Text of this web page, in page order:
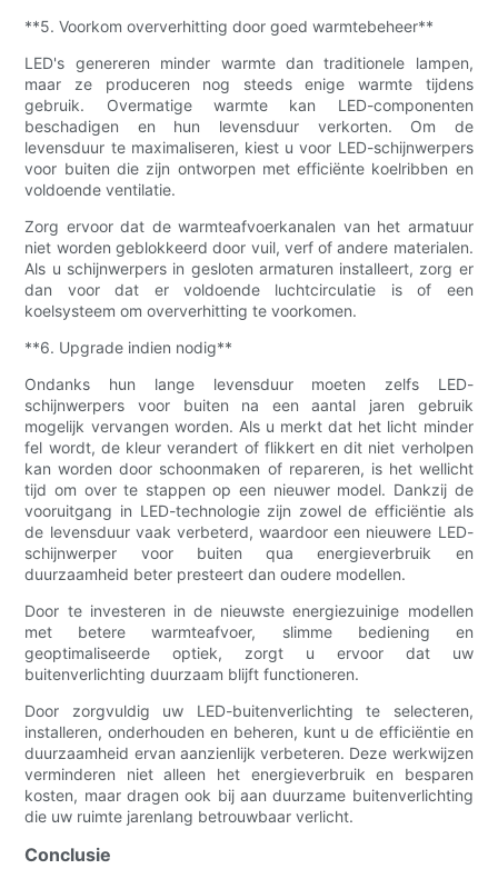
**5. Voorkom oververhitting door goed warmtebeheer**
LED's genereren minder warmte dan traditionele lampen,
maar ze produceren nog steeds enige warmte tijdens
gebruik. Overmatige warmte kan LED-componenten
beschadigen en hun levensduur verkorten. Om de
levensduur te maximaliseren, kiest u voor LED-schijnwerpers
voor buiten die zijn ontworpen met efficiënte koelribben en
voldoende ventilatie.
Zorg ervoor dat de warmteafvoerkanalen van het armatuur
niet worden geblokkeerd door vuil, verf of andere materialen.
Als u schijnwerpers in gesloten armaturen installeert, zorg er
dan voor dat er voldoende luchtcirculatie is of een
koelsysteem om oververhitting te voorkomen.
**6. Upgrade indien nodig**
Ondanks hun lange levensduur moeten zelfs LED-
schijnwerpers voor buiten na een aantal jaren gebruik
mogelijk vervangen worden. Als u merkt dat het licht minder
fel wordt, de kleur verandert of flikkert en dit niet verholpen
kan worden door schoonmaken of repareren, is het wellicht
tijd om over te stappen op een nieuwer model. Dankzij de
vooruitgang in LED-technologie zijn zowel de efficiëntie als
de levensduur vaak verbeterd, waardoor een nieuwere LED-
schijnwerper voor buiten qua energieverbruik en
duurzaamheid beter presteert dan oudere modellen.
Door te investeren in de nieuwste energiezuinige modellen
met betere warmteafvoer, slimme bediening en
geoptimaliseerde optiek, zorgt u ervoor dat uw
buitenverlichting duurzaam blijft functioneren.
Door zorgvuldig uw LED-buitenverlichting te selecteren,
installeren, onderhouden en beheren, kunt u de efficiëntie en
duurzaamheid ervan aanzienlijk verbeteren. Deze werkwijzen
verminderen niet alleen het energieverbruik en besparen
kosten, maar dragen ook bij aan duurzame buitenverlichting
die uw ruimte jarenlang betrouwbaar verlicht.
Conclusie